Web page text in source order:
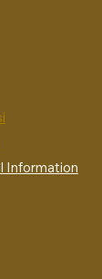
Information